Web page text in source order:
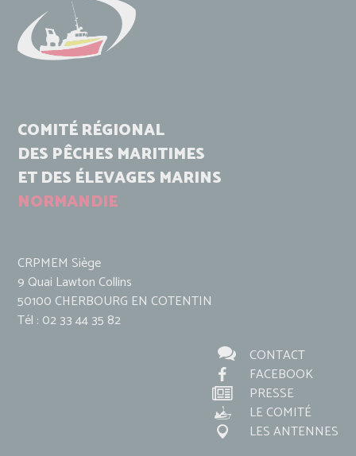
COMITÉ RÉGIONAL
DES PÊCHES MARITIMES
ET DES ÉLEVAGES MARINS
NORMANDIE
CRPMEM Siège
9 Quai Lawton Collins
50100 CHERBOURG EN COTENTIN
Tél : 02 33 44 35 82
CONTACT
FACEBOOK
PRESSE
LE COMITÉ
LES ANTENNES